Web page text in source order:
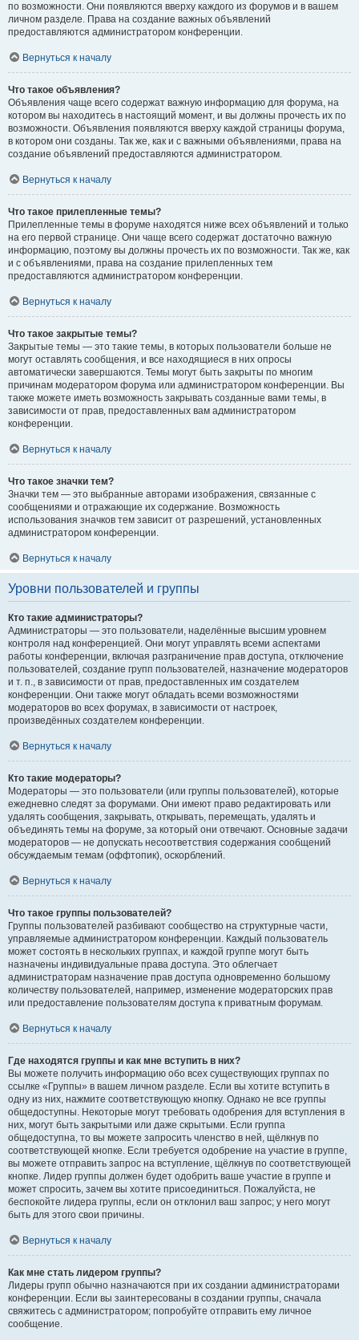
по возможности. Они появляются вверху каждого из форумов и в вашем
личном разделе. Права на создание важных объявлений
предоставляются администратором конференции.
Вернуться к началу
Что такое объявления?
Объявления чаще всего содержат важную информацию для форума, на
котором вы находитесь в настоящий момент, и вы должны прочесть их по
возможности. Объявления появляются вверху каждой страницы форума,
в котором они созданы. Так же, как и с важными объявлениями, права на
создание объявлений предоставляются администратором.
Вернуться к началу
Что такое прилепленные темы?
Прилепленные темы в форуме находятся ниже всех объявлений и только
на его первой странице. Они чаще всего содержат достаточно важную
информацию, поэтому вы должны прочесть их по возможности. Так же, как
и с объявлениями, права на создание прилепленных тем
предоставляются администратором конференции.
Вернуться к началу
Что такое закрытые темы?
Закрытые темы — это такие темы, в которых пользователи больше не
могут оставлять сообщения, и все находящиеся в них опросы
автоматически завершаются. Темы могут быть закрыты по многим
причинам модератором форума или администратором конференции. Вы
также можете иметь возможность закрывать созданные вами темы, в
зависимости от прав, предоставленных вам администратором
конференции.
Вернуться к началу
Что такое значки тем?
Значки тем — это выбранные авторами изображения, связанные с
сообщениями и отражающие их содержание. Возможность
использования значков тем зависит от разрешений, установленных
администратором конференции.
Вернуться к началу
Уровни пользователей и группы
Кто такие администраторы?
Администраторы — это пользователи, наделённые высшим уровнем
контроля над конференцией. Они могут управлять всеми аспектами
работы конференции, включая разграничение прав доступа, отключение
пользователей, создание групп пользователей, назначение модераторов
и т. п., в зависимости от прав, предоставленных им создателем
конференции. Они также могут обладать всеми возможностями
модераторов во всех форумах, в зависимости от настроек,
произведённых создателем конференции.
Вернуться к началу
Кто такие модераторы?
Модераторы — это пользователи (или группы пользователей), которые
ежедневно следят за форумами. Они имеют право редактировать или
удалять сообщения, закрывать, открывать, перемещать, удалять и
объединять темы на форуме, за который они отвечают. Основные задачи
модераторов — не допускать несоответствия содержания сообщений
обсуждаемым темам (оффтопик), оскорблений.
Вернуться к началу
Что такое группы пользователей?
Группы пользователей разбивают сообщество на структурные части,
управляемые администратором конференции. Каждый пользователь
может состоять в нескольких группах, и каждой группе могут быть
назначены индивидуальные права доступа. Это облегчает
администраторам назначение прав доступа одновременно большому
количеству пользователей, например, изменение модераторских прав
или предоставление пользователям доступа к приватным форумам.
Вернуться к началу
Где находятся группы и как мне вступить в них?
Вы можете получить информацию обо всех существующих группах по
ссылке «Группы» в вашем личном разделе. Если вы хотите вступить в
одну из них, нажмите соответствующую кнопку. Однако не все группы
общедоступны. Некоторые могут требовать одобрения для вступления в
них, могут быть закрытыми или даже скрытыми. Если группа
общедоступна, то вы можете запросить членство в ней, щёлкнув по
соответствующей кнопке. Если требуется одобрение на участие в группе,
вы можете отправить запрос на вступление, щёлкнув по соответствующей
кнопке. Лидер группы должен будет одобрить ваше участие в группе и
может спросить, зачем вы хотите присоединиться. Пожалуйста, не
беспокойте лидера группы, если он отклонил ваш запрос; у него могут
быть для этого свои причины.
Вернуться к началу
Как мне стать лидером группы?
Лидеры групп обычно назначаются при их создании администраторами
конференции. Если вы заинтересованы в создании группы, сначала
свяжитесь с администратором; попробуйте отправить ему личное
сообщение.